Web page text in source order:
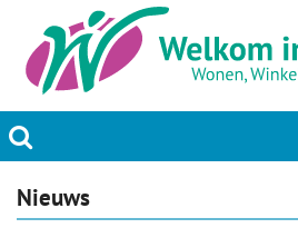
Actueel
Nieuws